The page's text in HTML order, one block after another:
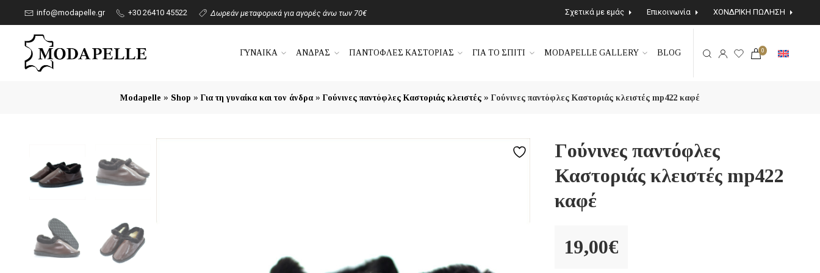
info@modapelle.gr +30 26410 45522 Δωρεάν μεταφορικά για αγορές άνω των 70€ Σχετικά με εμάς Επικοινωνία ΧΟΝΔΡΙΚΗ ΠΩΛΗΣΗ
ΓΥΝΑΙΚΑ ΑΝΔΡΑΣ ΠΑΝΤΟΦΛΕΣ ΚΑΣΤΟΡΙΑΣ ΓΙΑ ΤΟ ΣΠΙΤΙ MODAPELLE GALLERY BLOG 0
Modapelle » Shop » Για τη γυναίκα και τον άνδρα » Γούνινες παντόφλες Καστοριάς κλειστές » Γούνινες παντόφλες Καστοριάς κλειστές mp422 καφέ
Γούνινες παντόφλες
Καστοριάς κλειστές mp422
καφέ
19,00€